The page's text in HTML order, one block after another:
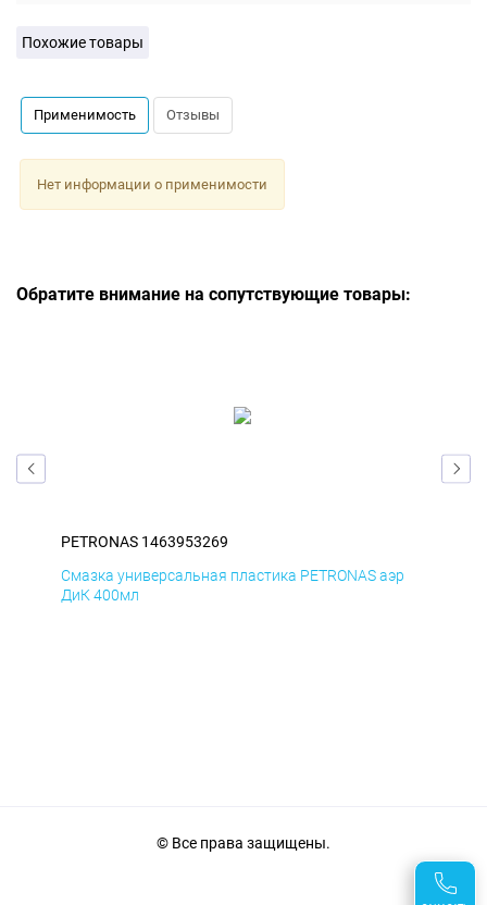
Похожие товары
Применимость Отзывы
Нет информации о применимости
Обратите внимание на сопутствующие товары:
PETRONAS 1463953269
Смазка универсальная пластика PETRONAS аэр
ДиК 400мл
© Все права защищены.